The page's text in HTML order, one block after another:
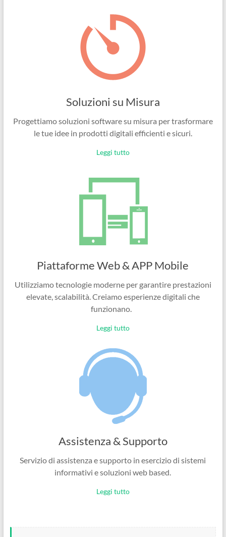
Soluzioni su Misura
Progettiamo soluzioni software su misura per trasformare
le tue idee in prodotti digitali efficienti e sicuri.
Leggi tutto
Piattaforme Web & APP Mobile
Utilizziamo tecnologie moderne per garantire prestazioni
elevate, scalabilità. Creiamo esperienze digitali che
funzionano.
Leggi tutto
Assistenza & Supporto
Servizio di assistenza e supporto in esercizio di sistemi
informativi e soluzioni web based.
Leggi tutto